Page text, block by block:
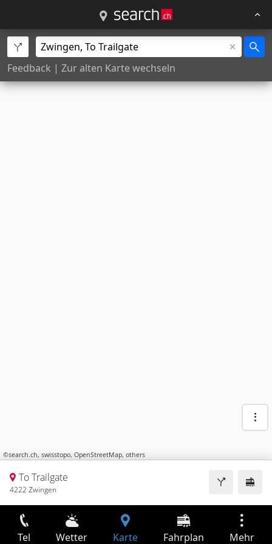
Feedback | Zur alten Karte wechseln
©search.ch, swisstopo, OpenStreetMap, others
To Trailgate
4222 Zwingen
Tel Wetter Karte Fahrplan Mehr